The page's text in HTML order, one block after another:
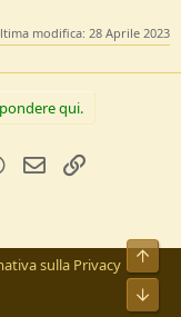
modifica: 28 Aprile 2023
qui.
WhatsApp
e-mail
sulla Privacy
Alto